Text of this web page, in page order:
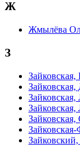
Ж
Жмылёва
З